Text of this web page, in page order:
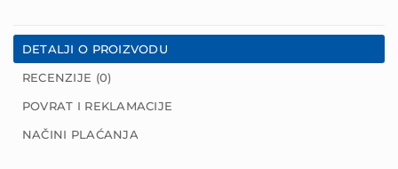
DETALJI O PROIZVODU
RECENZIJE (0)
POVRAT I REKLAMACIJE
NAČINI PLAĆANJA